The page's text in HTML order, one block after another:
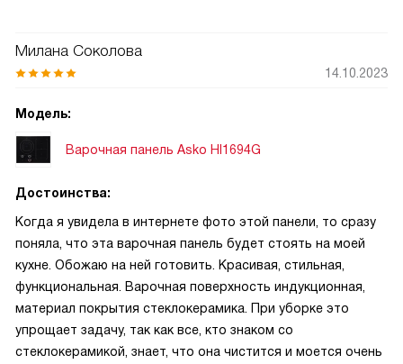
Милана Соколова
14.10.2023
Модель:
Варочная панель Asko HI1694G
Достоинства:
Когда я увидела в интернете фото этой панели, то сразу
поняла, что эта варочная панель будет стоять на моей
кухне. Обожаю на ней готовить. Красивая, стильная,
функциональная. Варочная поверхность индукционная,
материал покрытия стеклокерамика. При уборке это
упрощает задачу, так как все, кто знаком со
стеклокерамикой, знает, что она чистится и моется очень